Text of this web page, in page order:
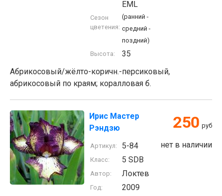
Сезон
цветения:
EML
(ранний -
средний -
поздний)
Высота:
35
Абрикосовый/жёлто-коричн.-персиковый,
абрикосовый по краям; коралловая б.
Ирис Мастер
Рэндзю
250 руб
нет в наличии
Артикул: 5-84
Класс: 5 SDB
Автор: Локтев
Год: 2009